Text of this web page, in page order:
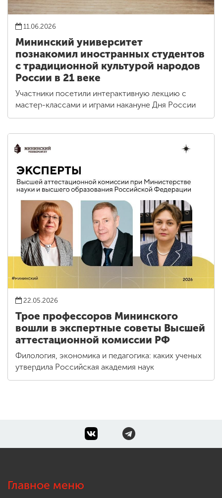
11.06.2026
Мининский университет
познакомил иностранных студентов
с традиционной культурой народов
России в 21 веке
Участники посетили интерактивную лекцию с
мастер-классами и играми накануне Дня России
22.05.2026
Трое профессоров Мининского
вошли в экспертные советы Высшей
аттестационной комиссии РФ
Филология, экономика и педагогика: каких ученых
утвердила Российская академия наук
Главное меню